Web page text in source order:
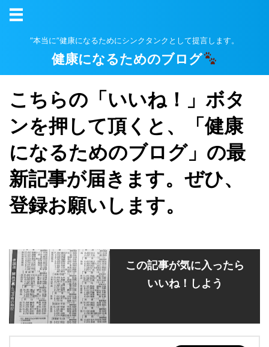
”本当に”健康になるためにシンクタンクとして提言します。
健康になるためのブログ
こちらの「いいね！」ボタ
ンを押して頂くと、「健康
になるためのブログ」の最
新記事が届きます。ぜひ、
登録お願いします。
この記事が気に入ったら
いいね！しよう